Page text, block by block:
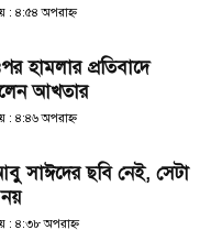
: ৪:৫৪ অপরাহ্ণ
হামলার প্রতিবাদে
আখতার
: ৪:৪৬ অপরাহ্ণ
সাঈদের ছবি নেই, সেটা
: ৪:৩৮ অপরাহ্ণ